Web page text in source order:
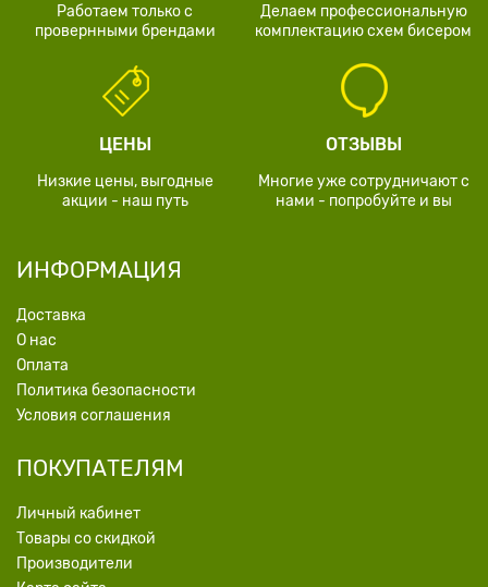
Работаем только с
провернными брендами
Делаем профессиональную
комплектацию схем бисером
ЦЕНЫ
Низкие цены, выгодные
акции - наш путь
ОТЗЫВЫ
Многие уже сотрудничают с
нами - попробуйте и вы
ИНФОРМАЦИЯ
Доставка
О нас
Оплата
Политика безопасности
Условия соглашения
ПОКУПАТЕЛЯМ
Личный кабинет
Товары со скидкой
Производители